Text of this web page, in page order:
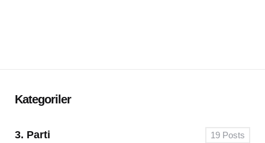
Kategoriler
3. Parti 19 Posts